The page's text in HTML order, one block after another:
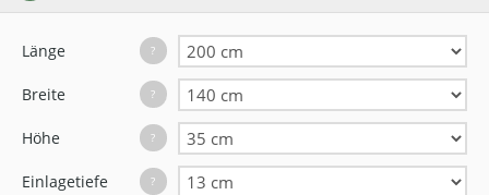
Länge ?
Breite ?
Höhe ?
Einlagetiefe ?